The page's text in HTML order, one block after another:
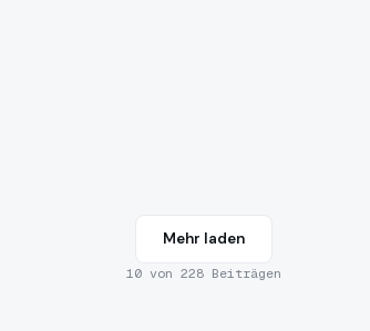
Mehr laden
10 von 228 Beiträgen